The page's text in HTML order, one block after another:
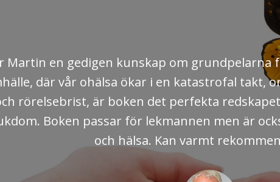
skatt, en skatt av djup kunskap och
både kraft och energi ur. Jag vill varmt
kunskap och hälsa till nästa